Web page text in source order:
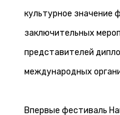
культурное значение
заключительных
представителей
международных
Впервые фестиваль